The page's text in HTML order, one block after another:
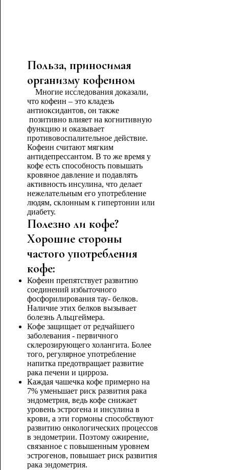
Польза, приносимая
организму кофеином
Многие исследования доказали,
что кофеин – это кладезь
антиоксидантов, он также
позитивно влияет на когнитивную
функцию и оказывает
противовоспалительное действие.
Кофеин считают мягким
антидепрессантом. В то же время у
кофе есть способность повышать
кровяное давление и подавлять
активность инсулина, что делает
нежелательным его употребление
людям, склонным к гипертонии или
диабету.
Полезно ли кофе?
Хорошие стороны
частого употребления
кофе:
Кофеин препятствует развитию
соединений избыточного
фосфорилирования тау- белков.
Наличие этих белков вызывает
болезнь Альцгеймера.
Кофе защищает от редчайшего
заболевания - первичного
склерозирующего холангита. Более
того, регулярное употребление
напитка предотвращает развитие
рака печени и цирроза.
Каждая чашечка кофе примерно на
7% уменьшает риск развития рака
эндометрия, ведь кофе снижает
уровень эстрогена и инсулина в
крови, а эти гормоны способствуют
развитию онкологических процессов
в эндометрии. Поэтому ожирение,
связанное с повышенным уровнем
эстрогенов, повышает риск развития
рака эндометрия.